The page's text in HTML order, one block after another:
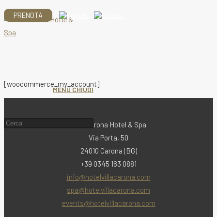
Salta
al
contenuto
PRENOTA
MENUCHIUDI
Cerca
[woocommerce_my_account]
Villa Carona Hotel & Spa
Via Porta, 50
24010 Carona (BG)
+39 0345 163 0881
info@hotelvillacarona.com
spa@hotelvillacarona.com
events@hotelvillacarona.com